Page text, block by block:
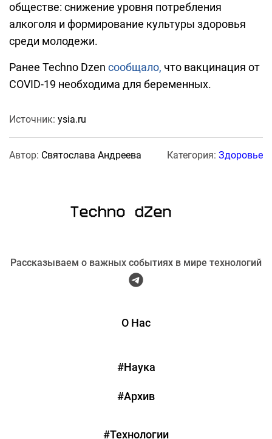
обществе: снижение уровня потребления
алкоголя и формирование культуры здоровья
среди молодежи.
Ранее Techno Dzen сообщало, что вакцинация от
COVID-19 необходима для беременных.
Источник: ysia.ru
Автор: Святослава Андреева Категория: Здоровье
Рассказываем о важных событиях в мире технологий
О Нас
#Наука
#Архив
#Технологии